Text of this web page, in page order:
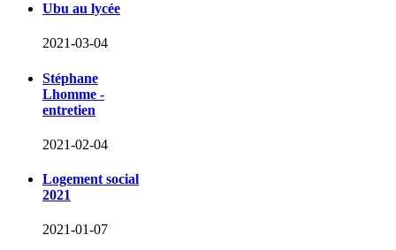
Ubu au lycée
2021-03-04
Stéphane
Lhomme -
entretien
2021-02-04
Logement social
2021
2021-01-07